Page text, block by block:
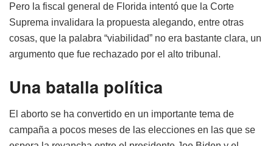
Pero la fiscal general de Florida intentó que la Corte
Suprema invalidara la propuesta alegando, entre otras
cosas, que la palabra “viabilidad” no era bastante clara, un
argumento que fue rechazado por el alto tribunal.
Una batalla política
El aborto se ha convertido en un importante tema de
campaña a pocos meses de las elecciones en las que se